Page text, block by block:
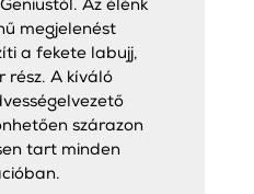
Az élénk
megjelenést
a fekete labujj,
rész. A kíváló
szárazon
tart minden